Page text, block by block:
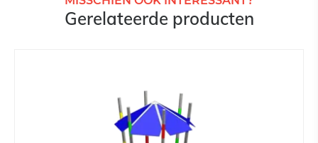
Gerelateerde producten